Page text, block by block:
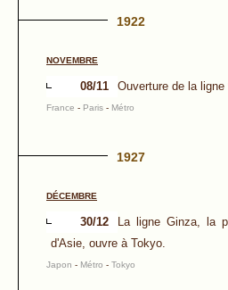
1922
NOVEMBRE
08/11 Ouverture de la
France - Paris - Métro
1927
DÉCEMBRE
30/12
La ligne Ginza, la
d'Asie, ouvre à Tokyo.
Japon - Métro - Tokyo